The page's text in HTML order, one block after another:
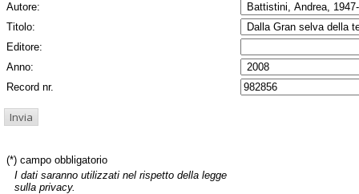
Autore:
Titolo:
Editore:
Anno:
Record nr.
(*) campo obbligatorio
I dati saranno utilizzati nel rispetto della legge
sulla privacy.